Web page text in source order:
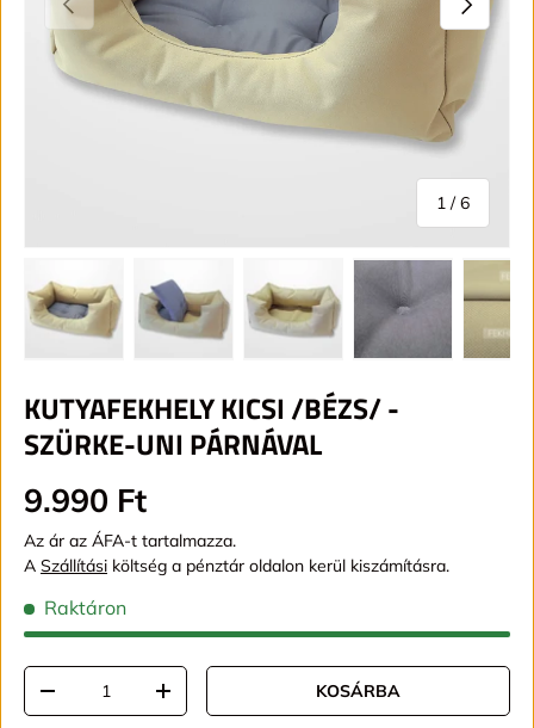
1 /6
KUTYAFEKHELY KICSI /BÉZS/ -
SZÜRKE-UNI PÁRNÁVAL
Alap ár
9.990 Ft
Az ár az ÁFA-t tartalmazza.
A Szállítási költség a pénztár oldalon kerül kiszámításra.
Raktáron
Mennyiség
TRANSLATION MISSING:TRANSLATION MISSING:KOSÁRBA